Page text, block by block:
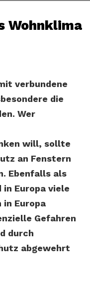
Wohnklima
verbundene
die
Wer
will, sollte
an Fenstern
Ebenfalls als
in Europa viele
Europa
Gefahren
durch
abgewehrt